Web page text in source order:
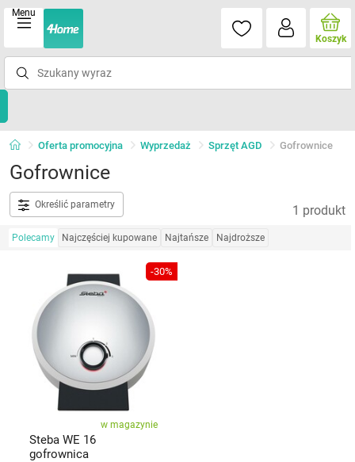
Menu
Koszyk
Oferta promocyjna Wyprzedaż Sprzęt AGD Gofrownice
Gofrownice
Określić parametry 1 produkt
Polecamy Najczęściej kupowane Najtańsze Najdroższe
-30%
w magazynie
Steba WE 16
gofrownica